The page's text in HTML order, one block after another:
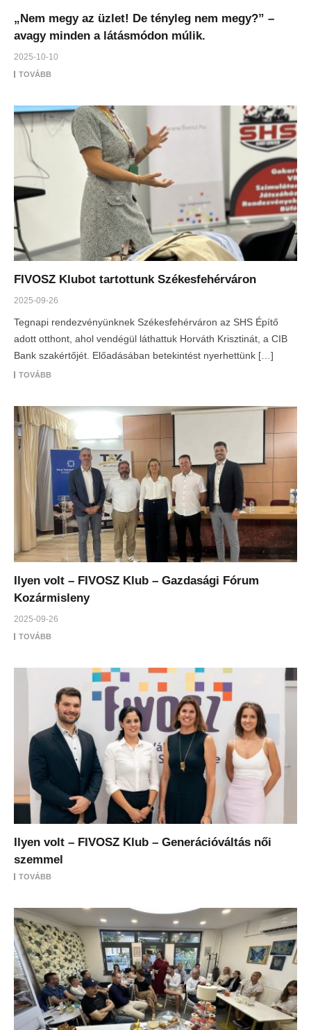
„Nem megy az üzlet! De tényleg nem megy?” –
avagy minden a látásmódon múlik.
2025-10-10
TOVÁBB
FIVOSZ Klubot tartottunk Székesfehérváron
2025-09-26
Tegnapi rendezvényünknek Székesfehérváron az SHS Építő
adott otthont, ahol vendégül láthattuk Horváth Krisztinát, a CIB
Bank szakértőjét. Előadásában betekintést nyerhettünk […]
TOVÁBB
Ilyen volt – FIVOSZ Klub – Gazdasági Fórum
Kozármisleny
2025-09-26
TOVÁBB
Ilyen volt – FIVOSZ Klub – Generációváltás női
szemmel
TOVÁBB